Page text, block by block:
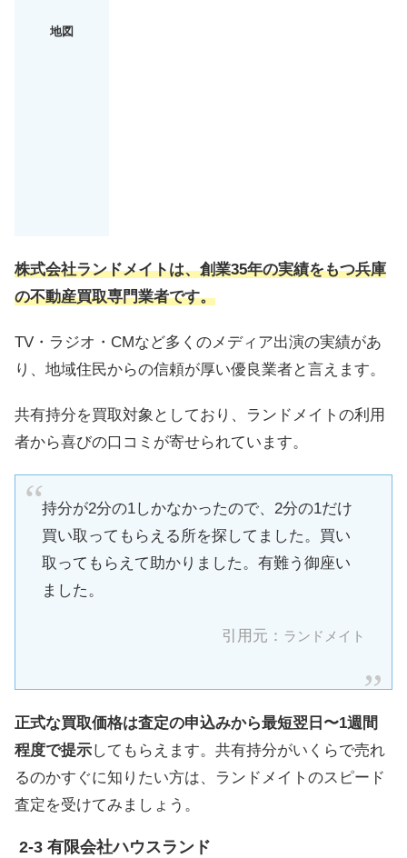
地図
株式会社ランドメイトは、創業35年の実績をもつ兵庫
の不動産買取専門業者です。
TV・ラジオ・CMなど多くのメディア出演の実績があ
り、地域住民からの信頼が厚い優良業者と言えます。
共有持分を買取対象としており、ランドメイトの利用
者から喜びの口コミが寄せられています。
持分が2分の1しかなかったので、2分の1だけ
買い取ってもらえる所を探してました。買い
取ってもらえて助かりました。有難う御座い
ました。
引用元： ランドメイト
正式な買取価格は査定の申込みから最短翌日〜1週間
程度で提示してもらえます。共有持分がいくらで売れ
るのかすぐに知りたい方は、ランドメイトのスピード
査定を受けてみましょう。
有限会社ハウスランド